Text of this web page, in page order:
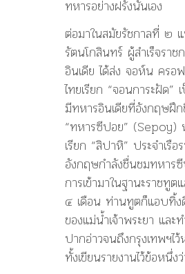
ทหารอย่างฝรั่งนั่นเอง
ต่อมาในสมัยรัชกาลที่ ๒
รัตนโกสินทร์ ผู้สำเร็จรา
อินเดีย ได้ส่ง จอห์น ครอ
ไทยเรียก “จอนการะฝัด”
มีทหารอินเดียที่อังกฤษฝึ
“ทหารซีปอย” (Sepoy)
เรียก “สิปาหิ” ประจำเรือ
อังกฤษกำลังชื่นชมทหาร
การเข้ามาในฐานะราชทูต
๔ เดือน ท่านทูตก็แอบทิ้ง
ของแม่น้ำเจ้าพระยา แล
ปากอ่าวจนถึงกรุงเทพฯไ
ทั้งเขียนรายงานไว้ข้อหนึ่ง